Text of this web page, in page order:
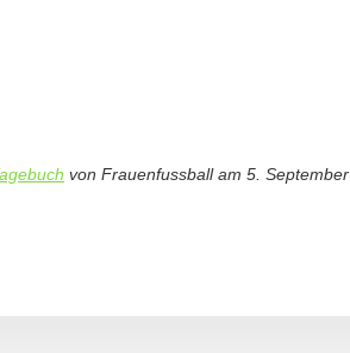
von Frauenfussballam 5.